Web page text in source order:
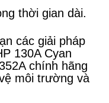
thời gian dài.
các giải pháp
130A Cyan
chính hãng
môi trường và